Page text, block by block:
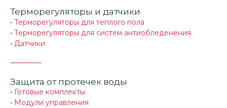
Терморегуляторы и датчики
• Терморегуляторы для теплого пола
• Терморегуляторы для систем антиобледенения
• Датчики
Защита от протечек воды
• Готовые комплекты
• Модули управления